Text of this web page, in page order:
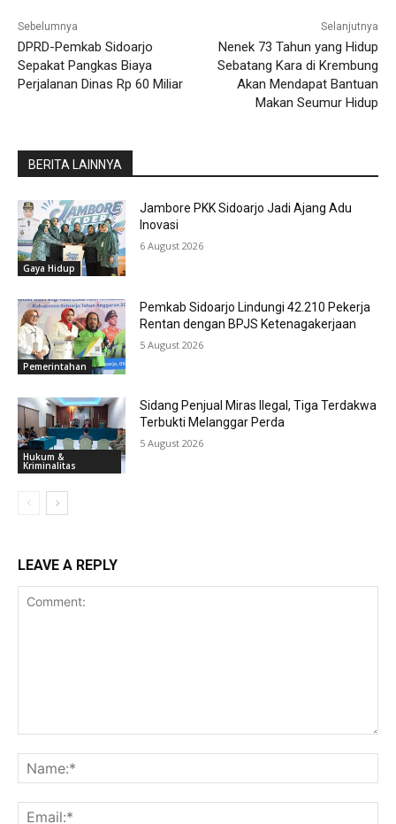
Sebelumnya
DPRD-Pemkab Sidoarjo
Sepakat Pangkas Biaya
Perjalanan Dinas Rp 60 Miliar
Selanjutnya
Nenek 73 Tahun yang Hidup
Sebatang Kara di Krembung
Akan Mendapat Bantuan
Makan Seumur Hidup
BERITA LAINNYA
Gaya Hidup
Jambore PKK Sidoarjo Jadi Ajang Adu
Inovasi
6 August 2026
Pemerintahan
Pemkab Sidoarjo Lindungi 42.210 Pekerja
Rentan dengan BPJS Ketenagakerjaan
5 August 2026
Hukum &
Kriminalitas
Sidang Penjual Miras Ilegal, Tiga Terdakwa
Terbukti Melanggar Perda
5 August 2026
LEAVE A REPLY